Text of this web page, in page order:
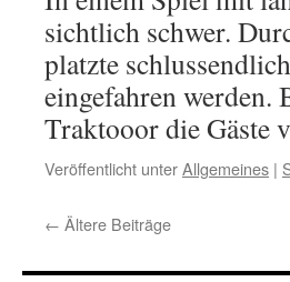
sichtlich schwer.
platzte
eingefahren werden.
Traktooor die Gäste
Veröffentlicht unterAllgemeines |
← Ältere Beiträge